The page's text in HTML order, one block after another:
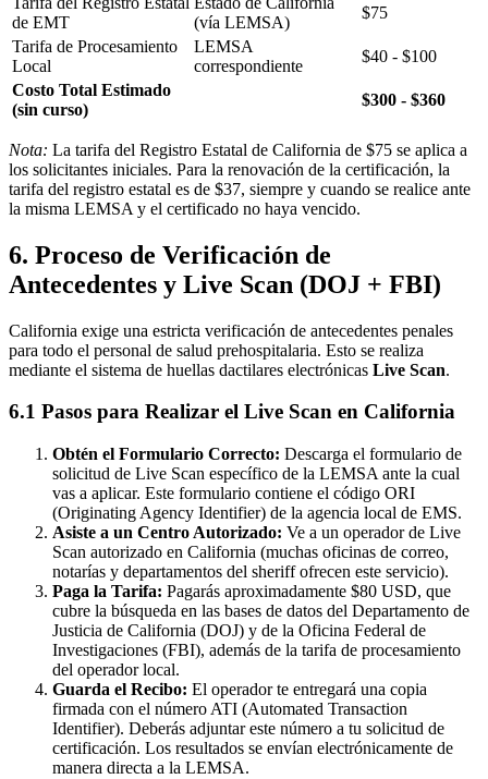
de EMT
(vía LEMSA)
$75
Tarifa de Procesamiento
Local
LEMSA
correspondiente
$40 - $100
Costo Total Estimado
(sin curso)
$300 - $360
Nota: La tarifa del Registro Estatal de California de $75 se aplica a
los solicitantes iniciales. Para la renovación de la certificación, la
tarifa del registro estatal es de $37, siempre y cuando se realice ante
la misma LEMSA y el certificado no haya vencido.
6. Proceso de Verificación de
Antecedentes y Live Scan (DOJ + FBI)
California exige una estricta verificación de antecedentes penales
para todo el personal de salud prehospitalaria. Esto se realiza
mediante el sistema de huellas dactilares electrónicas Live Scan.
6.1 Pasos para Realizar el Live Scan en California
Obtén el Formulario Correcto: Descarga el formulario de
solicitud de Live Scan específico de la LEMSA ante la cual
vas a aplicar. Este formulario contiene el código ORI
(Originating Agency Identifier) de la agencia local de EMS.
Asiste a un Centro Autorizado: Ve a un operador de Live
Scan autorizado en California (muchas oficinas de correo,
notarías y departamentos del sheriff ofrecen este servicio).
Paga la Tarifa: Pagarás aproximadamente $80 USD, que
cubre la búsqueda en las bases de datos del Departamento de
Justicia de California (DOJ) y de la Oficina Federal de
Investigaciones (FBI), además de la tarifa de procesamiento
del operador local.
Guarda el Recibo: El operador te entregará una copia
firmada con el número ATI (Automated Transaction
Identifier). Deberás adjuntar este número a tu solicitud de
certificación. Los resultados se envían electrónicamente de
manera directa a la LEMSA.